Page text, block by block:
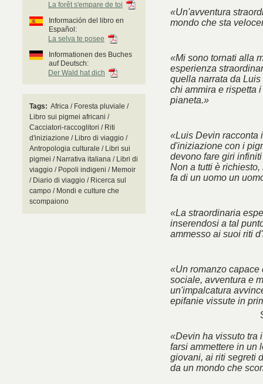
La forêt s'empare de toi
Información del libro en
Español:
La selva te posee
Informationen des Buches
auf Deutsch:
Der Wald hat dich
Tags: Africa / Foresta pluviale /
Libro sui pigmei africani /
Cacciatori-raccoglitori / Riti
d'iniziazione / Libro di viaggio /
Antropologia culturale / Libri sui
pigmei / Narrativa italiana / Libri di
viaggio / Popoli indigeni / Memoir
/ Diario di viaggio / Ricerca sul
campo / Mondi e culture che
scompaiono
«Un'avventura
mondo che sta
«Mi sono tornati alla
esperienza
quella narrata da
chi ammira e rispetta
pianeta.»
«Luis Devin racconta
d'iniziazione con i
devono fare giri
Non a tutti è
fa di un uomo un
«La straordinaria
inserendosi a tal
ammesso ai suoi riti
«Un romanzo capace
sociale, avventura e
un'impalcatura
epifanie vissute in
«Devin ha vissuto tra
farsi ammettere in un
giovani, ai riti segreti
da un mondo che